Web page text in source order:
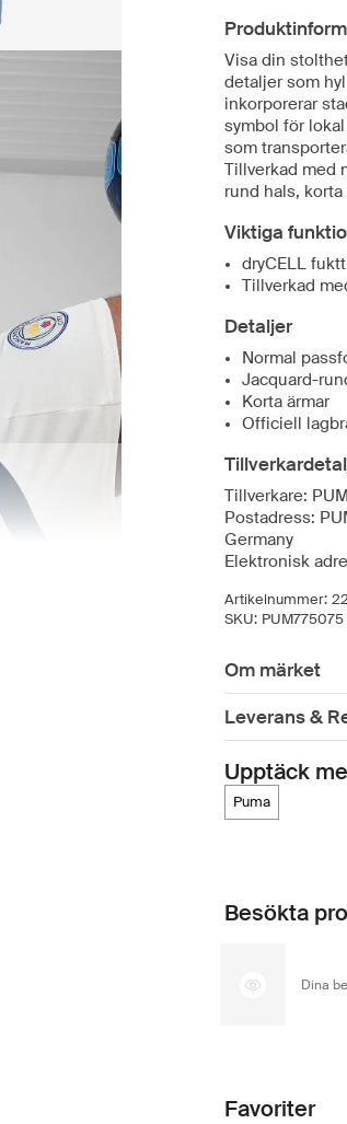
Visa din
detaljer som
inkorporerar
symbol för
som
Tillverkad med
rund hals,
Viktiga
dryCELL
Tillverkad
Detaljer
Normal
Jacquard-
Korta ärmar
Officiell
Tillverkare:
Postadress:
Germany
Elektronisk
Artikelnummer:
SKU: PUM775075
Om märket
Leverans &
Upptäck
puma
Besökta
Dina
Favoriter